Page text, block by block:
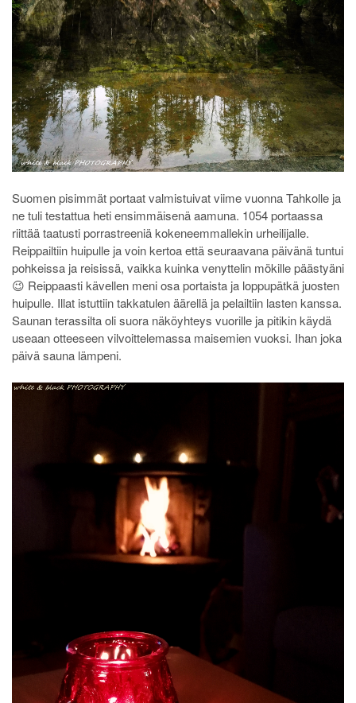
Suomen pisimmät portaat valmistuivat viime vuonna Tahkolle ja
ne tuli testattua heti ensimmäisenä aamuna. 1054 portaassa
riittää taatusti porrastreeniä kokeneemmallekin urheilijalle.
Reippailtiin huipulle ja voin kertoa että seuraavana päivänä tuntui
pohkeissa ja reisissä, vaikka kuinka venyttelin mökille päästyäni
😉 Reippaasti kävellen meni osa portaista ja loppupätkä juosten
huipulle. Illat istuttiin takkatulen äärellä ja pelailtiin lasten kanssa.
Saunan terassilta oli suora näköyhteys vuorille ja pitikin käydä
useaan otteeseen vilvoittelemassa maisemien vuoksi. Ihan joka
päivä sauna lämpeni.